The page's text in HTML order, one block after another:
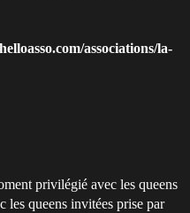
associations/la-
privilégié avec les queens
les queens invitées prise par